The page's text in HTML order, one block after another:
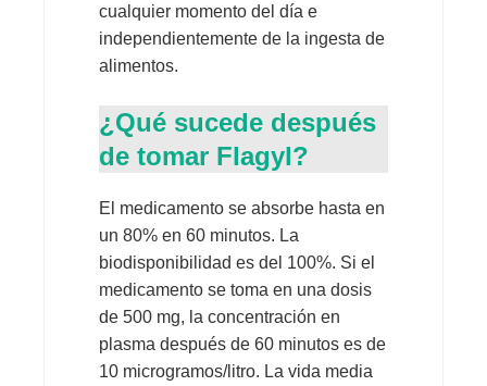
cualquier momento del día e
independientemente de la ingesta de
alimentos.
¿Qué sucede después
de tomar Flagyl?
El medicamento se absorbe hasta en
un 80% en 60 minutos. La
biodisponibilidad es del 100%. Si el
medicamento se toma en una dosis
de 500 mg, la concentración en
plasma después de 60 minutos es de
10 microgramos/litro. La vida media